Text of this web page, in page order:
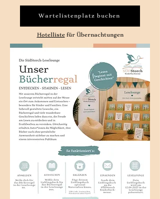
Wartelistenplatz buchen
Hotellistefür Übernachtungen